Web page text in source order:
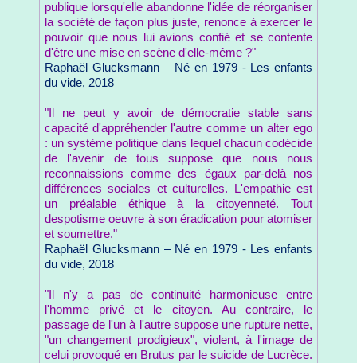
publique lorsqu'elle abandonne l'idée de réorganiser
la société de façon plus juste, renonce à exercer le
pouvoir que nous lui avions confié et se contente
d'être une mise en scène d'elle-même ?"
Raphaël Glucksmann – Né en 1979 - Les enfants
du vide, 2018
"Il ne peut y avoir de démocratie stable sans
capacité d'appréhender l'autre comme un alter ego
: un système politique dans lequel chacun codécide
de l'avenir de tous suppose que nous nous
reconnaissions comme des égaux par-delà nos
différences sociales et culturelles. L'empathie est
un préalable éthique à la citoyenneté. Tout
despotisme oeuvre à son éradication pour atomiser
et soumettre."
Raphaël Glucksmann – Né en 1979 - Les enfants
du vide, 2018
"Il n'y a pas de continuité harmonieuse entre
l'homme privé et le citoyen. Au contraire, le
passage de l'un à l'autre suppose une rupture nette,
"un changement prodigieux", violent, à l'image de
celui provoqué en Brutus par le suicide de Lucrèce.